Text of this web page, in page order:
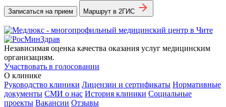
Записаться на прием Маршрут в 2ГИС
Независимая оценка качества оказания услуг медицинским
организациям.
Участвовать в голосовании
О клинике
Руководство клиники Лицензии и сертификаты Нормативные
документы СМИ о нас История клиники Социальные
проекты Вакансии Отзывы